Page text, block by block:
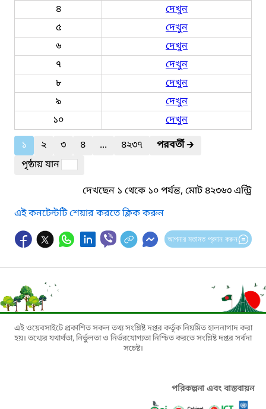
৪
দেখুন
৫
দেখুন
৬
দেখুন
৭
দেখুন
৮
দেখুন
৯
দেখুন
১০
দেখুন
১
২ ৩ ৪ ... ৪২৩৭ পরবর্তী🡲
পৃষ্ঠায় যান
দেখছেন ১ থেকে ১০ পর্যন্ত, মোট ৪২৩৬৩ এন্ট্রি
এই কনটেন্টটি শেয়ার করতে ক্লিক করুন
আপনার মতামত প্রদান করুন
এই ওয়েবসাইটে প্রকাশিত সকল তথ্য সংশ্লিষ্ট দপ্তর কর্তৃক নিয়মিত হালনাগাদ করা
হয়। তথ্যের যথার্থতা, নির্ভুলতা ও নির্ভরযোগ্যতা নিশ্চিত করতে সংশ্লিষ্ট দপ্তর সর্বদা
সচেষ্ট।
পরিকল্পনা এবং বাস্তবায়ন